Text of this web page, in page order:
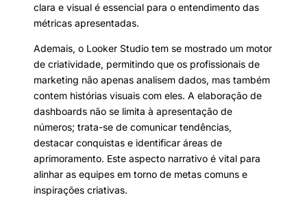
clara e visual é essencial para o entendimento das
métricas apresentadas.
Ademais, o Looker Studio tem se mostrado um motor
de criatividade, permitindo que os profissionais de
marketing não apenas analisem dados, mas também
contem histórias visuais com eles. A elaboração de
dashboards não se limita à apresentação de
números; trata-se de comunicar tendências,
destacar conquistas e identificar áreas de
aprimoramento. Este aspecto narrativo é vital para
alinhar as equipes em torno de metas comuns e
inspirações criativas.